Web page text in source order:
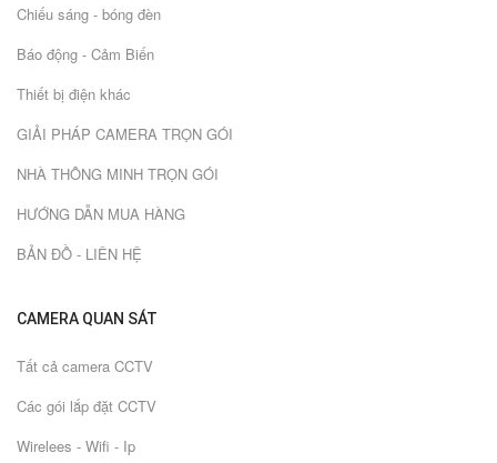
Chiếu sáng - bóng đèn
Báo động - Cảm Biến
Thiết bị điện khác
GIẢI PHÁP CAMERA TRỌN GÓI
NHÀ THÔNG MINH TRỌN GÓI
HƯỚNG DẪN MUA HÀNG
BẢN ĐỒ - LIÊN HỆ
CAMERA QUAN SÁT
Tất cả camera CCTV
Các gói lắp đặt CCTV
Wirelees - Wifi - Ip